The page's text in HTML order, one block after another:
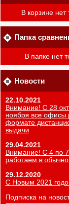
В корзине нет
Папка
В папке нет
Новости
22.10.2021
Внимание! С 28
ноября все офисы
формате
выдачи
29.04.2021
Внимание! С 4 по
работаем в
29.12.2020
С Новым 2021
Подписка на